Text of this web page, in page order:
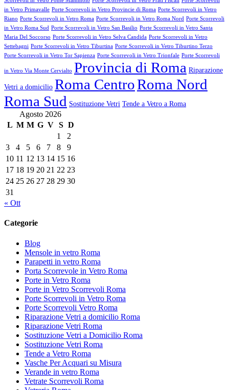
in Vetro Primavalle Porte Scorrevoli in Vetro Provincie di Roma Porte Scorrevoli in Vetro
Riano Porte Scorrevoli in Vetro Roma Porte Scorrevoli in Vetro Roma Nord Porte Scorrevoli
in Vetro Roma Sud Porte Scorrevoli in Vetro San Basilio Porte Scorrevoli in Vetro Santa
Maria Del Soccorso Porte Scorrevoli in Vetro Selva Candida Porte Scorrevoli in Vetro
Settebagni Porte Scorrevoli in Vetro Tiburtina Porte Scorrevoli in Vetro Tiburtino Terzo
Porte Scorrevoli in Vetro Tor Sapienza Porte Scorrevoli in Vetro Trionfale Porte Scorrevoli
in Vetro Via Monte Cervialto Provincia di Roma Riparazione
Vetri a domicilio Roma CentroRoma Nord
Roma Sud Sostituzione Vetri Tende a Vetro a Roma
Agosto 2026
L M M G V S D
1
2
3
4 5 6 7 8
9
10 11 12 13 14 15 16
17 18 19 20 21 22 23
24 25 26 27 28 29 30
31
« Ott
Categorie
Blog
Mensole in vetro Roma
Parapetti in vetro Roma
Porta Scorrevole in Vetro Roma
Porte in Vetro Roma
Porte in Vetro Scorrevoli Roma
Porte Scorrevoli in Vetro Roma
Porte Scorrevoli Vetro Roma
Riparazione Vetri a domicilio Roma
Riparazione Vetri Roma
Sostituzione Vetri a Domicilio Roma
Sostituzione Vetri Roma
Tende a Vetro Roma
Vasche Per Acquari su Misura
Verande in vetro Roma
Vetrate Scorrevoli Roma